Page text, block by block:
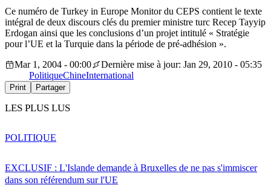
Ce numéro de Turkey in Europe Monitor du CEPS contient le texte
intégral de deux discours clés du premier ministre turc Recep Tayyip
Erdogan ainsi que les conclusions d’un projet intitulé « Stratégie
pour l’UE et la Turquie dans la période de pré-adhésion ».
Mar 1, 2004 - 00:00
Dernière mise à jour: Jan 29, 2010 - 05:35
PolitiqueChineInternational
Print Partager
LES PLUS LUS
EXCLUSIF : L'Islande demande à Bruxelles de ne pas s'immiscer
dans son référendum sur l'UE
POLITIQUE